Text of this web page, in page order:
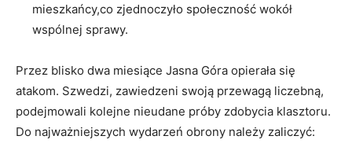
mieszkańcy,co zjednoczyło społeczność wokół
wspólnej sprawy.
Przez blisko dwa miesiące Jasna Góra opierała się
atakom. Szwedzi, zawiedzeni swoją przewagą liczebną,
podejmowali kolejne nieudane próby zdobycia klasztoru.
Do najważniejszych wydarzeń obrony należy zaliczyć: